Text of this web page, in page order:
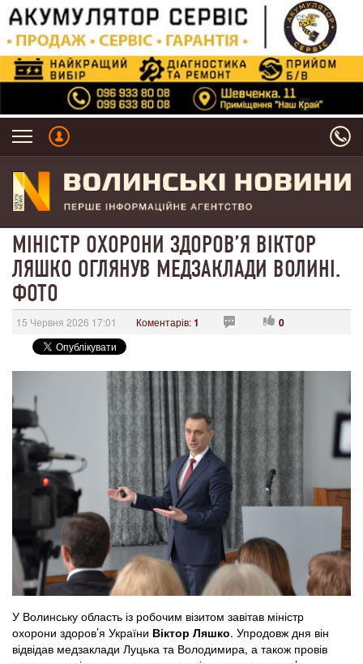
МІНІСТР ОХОРОНИ ЗДОРОВ’Я ВІКТОР
ЛЯШКО ОГЛЯНУВ МЕДЗАКЛАДИ ВОЛИНІ.
ФОТО
15 Червня 2026 17:01 Коментарів:1 0
У Волинську область із робочим візитом завітав міністр
охорони здоров’я України Віктор Ляшко. Упродовж дня він
відвідав медзаклади Луцька та Володимира, а також провів